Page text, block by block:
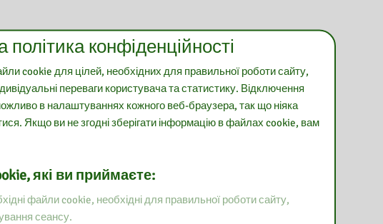
Poradnik Bibliotekarza
Problemy Opiekuńczo-Wychowawcze
Przegląd Biblioteczny
Przegląd Historyczno-Oświatowy
конфіденційності
cookie для цілей, необхідних для правильної роботи сайту,
переваги користувача та статистику. Відключення
в налаштуваннях кожного веб-браузера, так що ніяка
Якщо ви не згодні зберігати інформацію в файлах cookie, вам
які ви приймаєте:
файли cookie, необхідні для правильної роботи сайту,
сеансу.